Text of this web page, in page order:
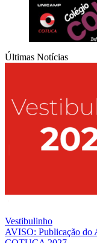
Últimas Notícias
Vestibulinho
AVISO: Publicação do